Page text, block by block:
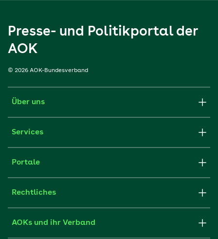
Presse- und Politikportal der
AOK
© 2026 AOK-Bundesverband
Über uns
Services
Portale
Rechtliches
AOKs und ihr Verband